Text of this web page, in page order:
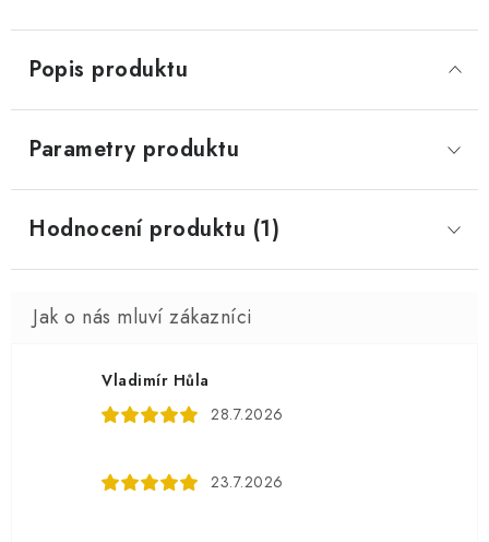
Popis produktu
Parametry produktu
Hodnocení produktu (1)
Vladimír Hůla
28.7.2026
23.7.2026